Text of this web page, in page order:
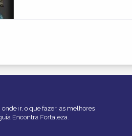
ir, o que fazer, as melhores
Encontra Fortaleza.